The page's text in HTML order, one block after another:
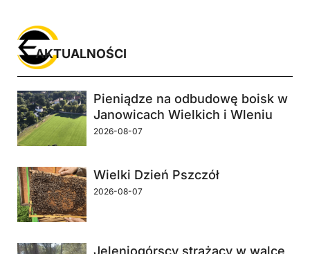
Pieniądze na odbudowę boisk w
Janowicach Wielkich i Wleniu
2026-08-07
Wielki Dzień Pszczół
2026-08-07
Jeleniogórscy strażacy w walce
AKTUALNOŚCI